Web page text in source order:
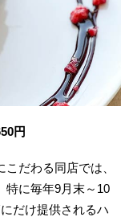
円
だわる同店では、
特に毎年9月末～10
だけ提供されるハ